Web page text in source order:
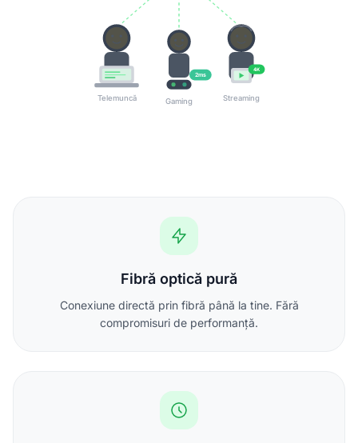
Telemuncă
2ms
Gaming
4K
Streaming
Fibră optică pură
Conexiune directă prin fibră până la tine. Fără
compromisuri de performanță.